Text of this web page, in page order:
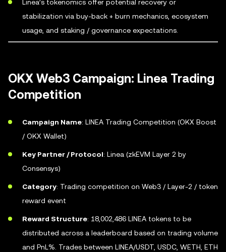
Linea’s tokenomics offer potential recovery or
stabilization via buy-back + burn mechanics, ecosystem
usage, and staking / governance expectations.
OKX Web3 Campaign: Linea Trading
Competition
Campaign Name: LINEA Trading Competition (OKX Boost
/ OKX Wallet)
Key Partner / Protocol: Linea (zkEVM Layer 2 by
Consensys)
Category: Trading competition on Web3 / Layer-2 / token
reward event
Reward Structure: 18,002,486 LINEA tokens to be
distributed across a leaderboard based on trading volume
and PnL%. Trades between LINEA/USDT, USDC, WETH, ETH